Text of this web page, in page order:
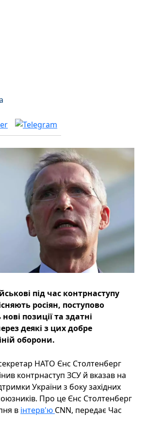
під час контрнаступу
росіян, поступово
позиції та здатні
деякі з цих добре
оборони.
НАТО Єнс Столтенберг
контрнаступ ЗСУ й вказав на
України з боку західних
Про це Єнс Столтенберг
в інтерв'ю CNN, передає Час